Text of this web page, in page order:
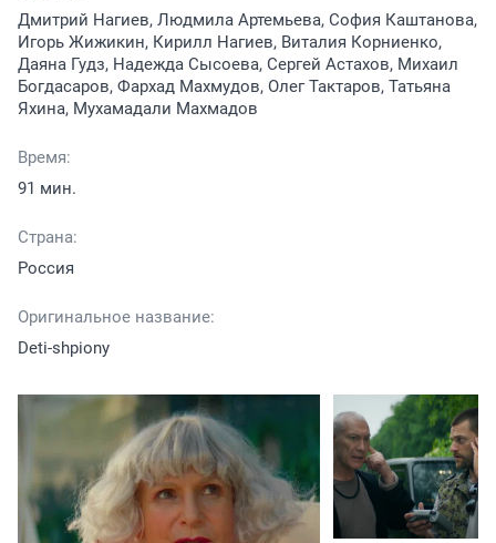
Дмитрий Нагиев, Людмила Артемьева, София Каштанова,
Игорь Жижикин, Кирилл Нагиев, Виталия Корниенко,
Даяна Гудз, Надежда Сысоева, Сергей Астахов, Михаил
Богдасаров, Фархад Махмудов, Олег Тактаров, Татьяна
Яхина, Мухамадали Махмадов
Время:
91 мин.
Страна:
Россия
Оригинальное название:
Deti-shpiony